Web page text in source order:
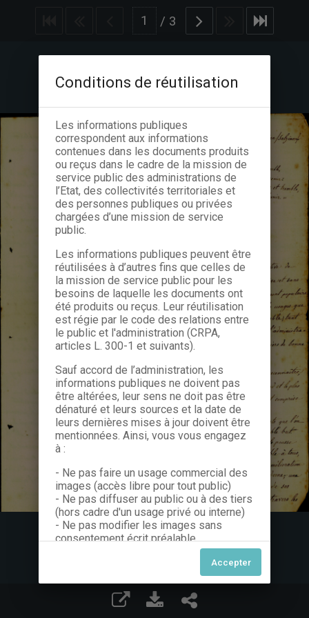
/ 3
Conditions de réutilisation
Les informations publiques
correspondent aux informations
contenues dans les documents produits
ou reçus dans le cadre de la mission de
service public des administrations de
l’Etat, des collectivités territoriales et
des personnes publiques ou privées
chargées d’une mission de service
public.
Les informations publiques peuvent être
réutilisées à d’autres fins que celles de
la mission de service public pour les
besoins de laquelle les documents ont
été produits ou reçus. Leur réutilisation
est régie par le code des relations entre
le public et l'administration (CRPA,
articles L. 300-1 et suivants).
Sauf accord de l’administration, les
informations publiques ne doivent pas
être altérées, leur sens ne doit pas être
dénaturé et leurs sources et la date de
leurs dernières mises à jour doivent être
mentionnées. Ainsi, vous vous engagez
à :
- Ne pas faire un usage commercial des
images (accès libre pour tout public)
- Ne pas diffuser au public ou à des tiers
(hors cadre d'un usage privé ou interne)
- Ne pas modifier les images sans
consentement écrit préalable
Dans le cas contraire, nous vous invitons
à nous contacter afin de solliciter le type
de Licence souhaitée parmi celles
proposées et le cas échéant, acquitter